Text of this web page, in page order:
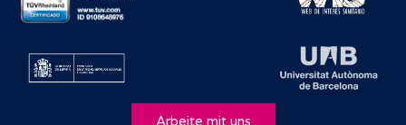
Arbeite mit uns